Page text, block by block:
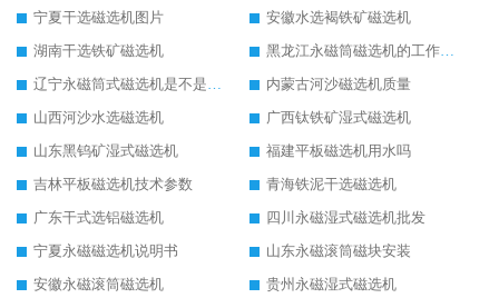
宁夏干选磁选机图片
安徽水选褐铁矿磁选机
湖南干选铁矿磁选机
黑龙江永磁筒磁选机的工作原理
辽宁永磁筒式磁选机是不是强磁
内蒙古河沙磁选机质量
山西河沙水选磁选机
广西钛铁矿湿式磁选机
山东黑钨矿湿式磁选机
福建平板磁选机用水吗
吉林平板磁选机技术参数
青海铁泥干选磁选机
广东干式选铝磁选机
四川永磁湿式磁选机批发
宁夏永磁磁选机说明书
山东永磁滚筒磁块安装
安徽永磁滚筒磁选机
贵州永磁湿式磁选机